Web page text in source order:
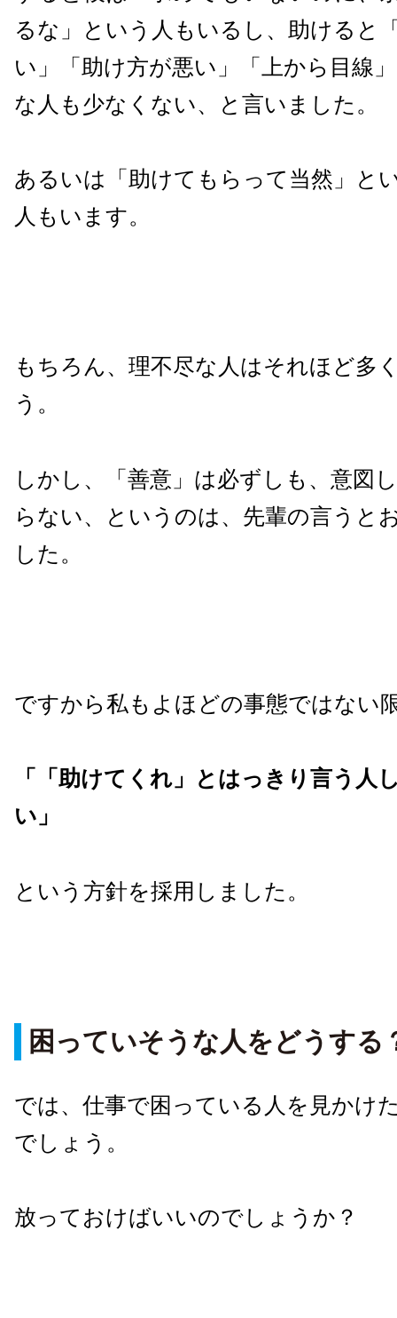
るな」という人もいるし、助けると
い」「助け方が悪い」「上から目線
な人も少なくない、と言いました。
あるいは「助けてもらって当然」と
人もいます。
もちろん、理不尽な人はそれほど多
う。
しかし、「善意」は必ずしも、意図
らない、というのは、先輩の言うと
した。
ですから私もよほどの事態ではない
「「助けてくれ」とはっきり言う人
い」
という方針を採用しました。
困っていそうな人をどうする
では、仕事で困っている人を見かけ
でしょう。
放っておけばいいのでしょうか？